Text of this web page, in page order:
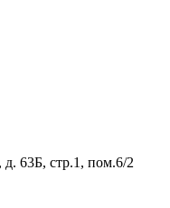
д. 63Б, стр.1, пом.6/2